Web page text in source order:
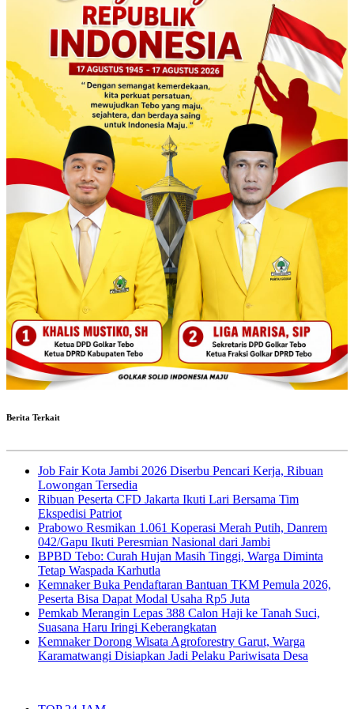
Berita Terkait
Job Fair Kota Jambi 2026 Diserbu Pencari Kerja, Ribuan
Lowongan Tersedia
Ribuan Peserta CFD Jakarta Ikuti Lari Bersama Tim
Ekspedisi Patriot
Prabowo Resmikan 1.061 Koperasi Merah Putih, Danrem
042/Gapu Ikuti Peresmian Nasional dari Jambi
BPBD Tebo: Curah Hujan Masih Tinggi, Warga Diminta
Tetap Waspada Karhutla
Kemnaker Buka Pendaftaran Bantuan TKM Pemula 2026,
Peserta Bisa Dapat Modal Usaha Rp5 Juta
Pemkab Merangin Lepas 388 Calon Haji ke Tanah Suci,
Suasana Haru Iringi Keberangkatan
Kemnaker Dorong Wisata Agroforestry Garut, Warga
Karamatwangi Disiapkan Jadi Pelaku Pariwisata Desa